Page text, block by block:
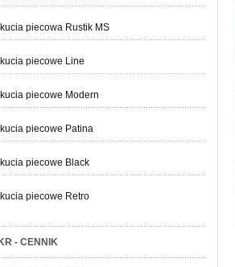
piecowa Rustik MS
piecowe Line
piecowe Modern
piecowe Patina
piecowe Black
piecowe Retro
- CENNIK